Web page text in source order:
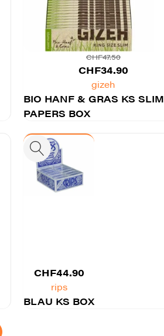
CHF47.50
Ursprünglicher
Preis
war:
CHF47.50
CHF34.90
ist:
gizeh
BIO HANF & GRAS KS SLIM
PAPERS BOX
CHF44.90
rips
BLAU KS BOX